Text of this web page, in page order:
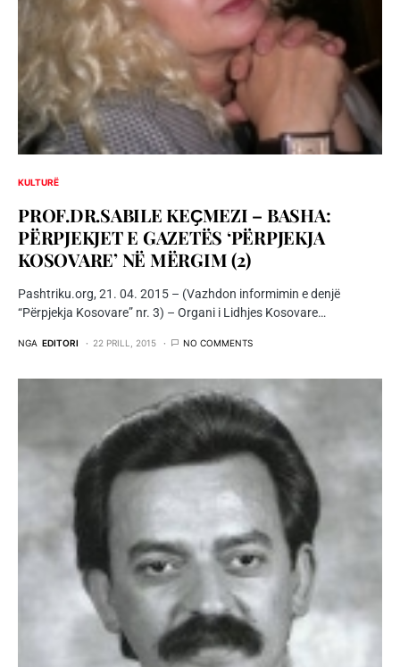
KULTURË
PROF.DR.SABILE KEҪMEZI – BASHA:
PËRPJEKJET E GAZETËS ‘PËRPJEKJA
KOSOVARE’ NË MËRGIM (2)
Pashtriku.org, 21. 04. 2015 – (Vazhdon informimin e denjë
“Përpjekja Kosovare” nr. 3) – Organi i Lidhjes Kosovare…
NGA EDITORI 22 PRILL, 2015 NO COMMENTS